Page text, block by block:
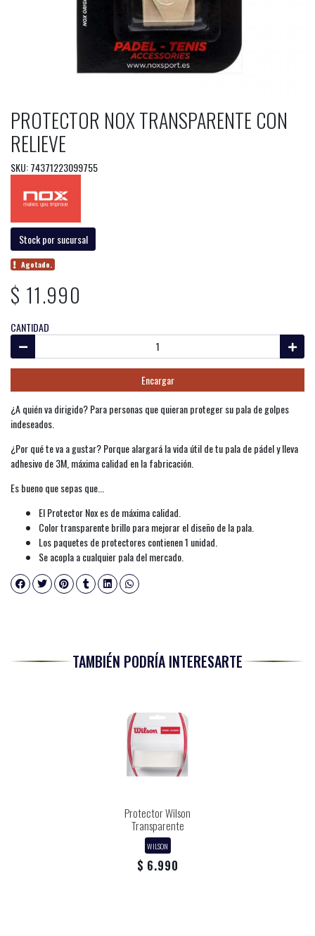
PROTECTOR NOX TRANSPARENTE CON
RELIEVE
SKU: 74371223099755
Stock por sucursal
Agotado.
$ 11.990
CANTIDAD
Encargar
¿A quién va dirigido? Para personas que quieran proteger su pala de golpes
indeseados.
¿Por qué te va a gustar? Porque alargará la vida útil de tu pala de pádel y lleva
adhesivo de 3M, máxima calidad en la fabricación.
Es bueno que sepas que...
El Protector Nox es de máxima calidad.
Color transparente brillo para mejorar el diseño de la pala.
Los paquetes de protectores contienen 1 unidad.
Se acopla a cualquier pala del mercado.
TAMBIÉN PODRÍA INTERESARTE
Protector Wilson
Transparente
WILSON
$ 6.990